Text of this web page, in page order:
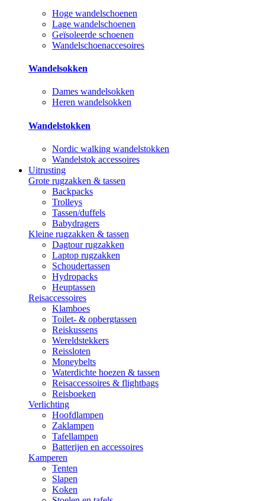
Hoge wandelschoenen
Lage wandelschoenen
Geïsoleerde schoenen
Wandelschoenaccesoires
Wandelsokken
Dames wandelsokken
Heren wandelsokken
Wandelstokken
Nordic walking wandelstokken
Wandelstok accessoires
Uitrusting
Grote rugzakken & tassen
Backpacks
Trolleys
Tassen/duffels
Babydragers
Kleine rugzakken & tassen
Dagtour rugzakken
Laptop rugzakken
Schoudertassen
Hydropacks
Heuptassen
Reisaccessoires
Klamboes
Toilet- & opbergtassen
Reiskussens
Wereldstekkers
Reissloten
Moneybelts
Waterdichte hoezen & tassen
Reisaccessoires & flightbags
Reisboeken
Verlichting
Hoofdlampen
Zaklampen
Tafellampen
Batterijen en accessoires
Kamperen
Tenten
Slapen
Koken